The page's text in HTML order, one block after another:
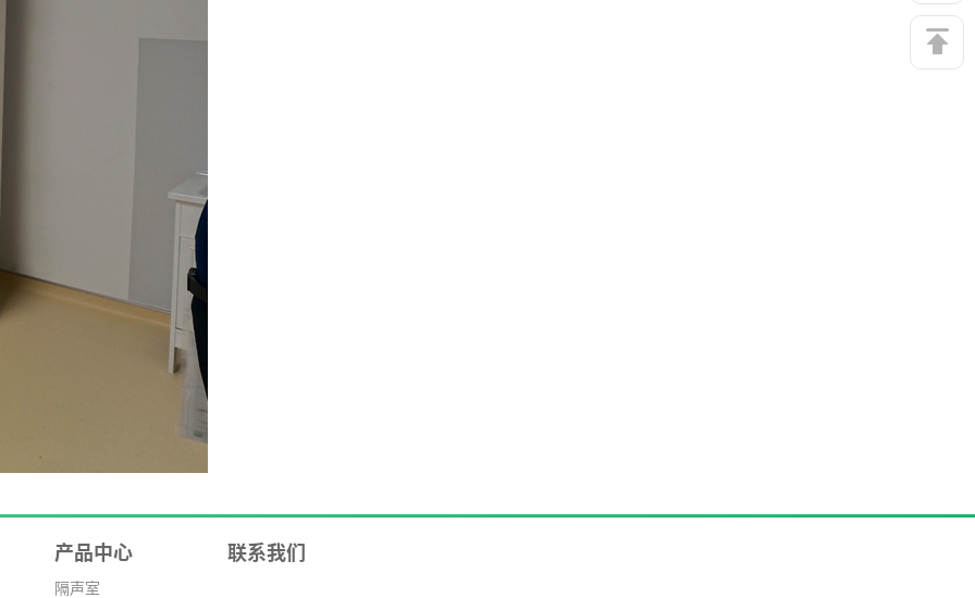
产品中心
隔声室
联系我们